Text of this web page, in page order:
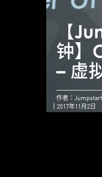
【
钟】
– 虚
作者：
2017年11月2日